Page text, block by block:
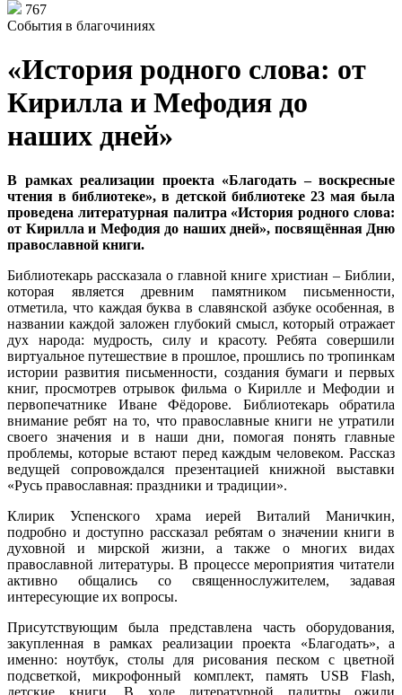
767
События в благочиниях
«История родного слова: от
Кирилла и Мефодия до
наших дней»
В рамках реализации проекта «Благодать – воскресные
чтения в библиотеке», в детской библиотеке 23 мая была
проведена литературная палитра «История родного слова:
от Кирилла и Мефодия до наших дней», посвящённая Дню
православной книги.
Библиотекарь рассказала о главной книге христиан – Библии,
которая является древним памятником письменности,
отметила, что каждая буква в славянской азбуке особенная, в
названии каждой заложен глубокий смысл, который отражает
дух народа: мудрость, силу и красоту. Ребята совершили
виртуальное путешествие в прошлое, прошлись по тропинкам
истории развития письменности, создания бумаги и первых
книг, просмотрев отрывок фильма о Кирилле и Мефодии и
первопечатнике Иване Фёдорове. Библиотекарь обратила
внимание ребят на то, что православные книги не утратили
своего значения и в наши дни, помогая понять главные
проблемы, которые встают перед каждым человеком. Рассказ
ведущей сопровождался презентацией книжной выставки
«Русь православная: праздники и традиции».
Клирик Успенского храма иерей Виталий Маничкин,
подробно и доступно рассказал ребятам о значении книги в
духовной и мирской жизни, а также о многих видах
православной литературы. В процессе мероприятия читатели
активно общались со священнослужителем, задавая
интересующие их вопросы.
Присутствующим была представлена часть оборудования,
закупленная в рамках реализации проекта «Благодать», а
именно: ноутбук, столы для рисования песком с цветной
подсветкой, микрофонный комплект, память USB Flash,
детские книги. В ходе литературной палитры ожили